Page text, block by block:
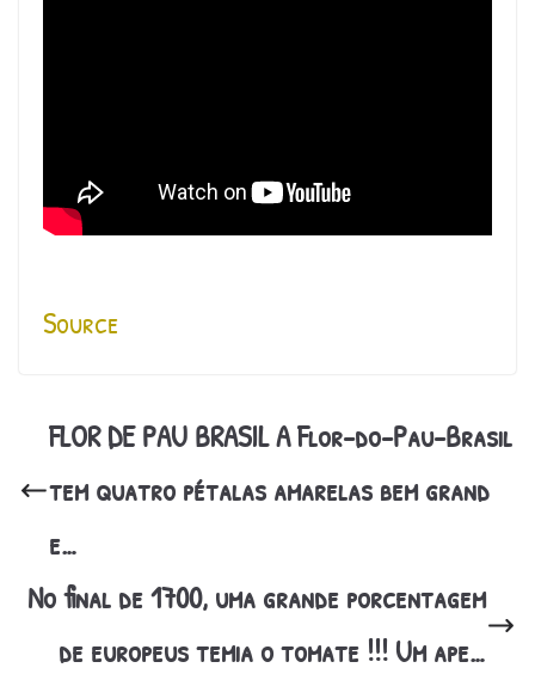
Source
FLOR DE PAU BRASIL A Flor-do-Pau-Brasil
tem quatro pétalas amarelas bem grand
e…
No final de 1700, uma grande porcentagem
de europeus temia o tomate !!! Um ape…